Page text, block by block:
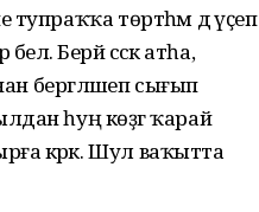
төртһәм дә үҫеп
Берәй сәскә атһа,
бергәләшеп сығып
һуң көҙгә ҡарай
кәрәк. Шул ваҡытта